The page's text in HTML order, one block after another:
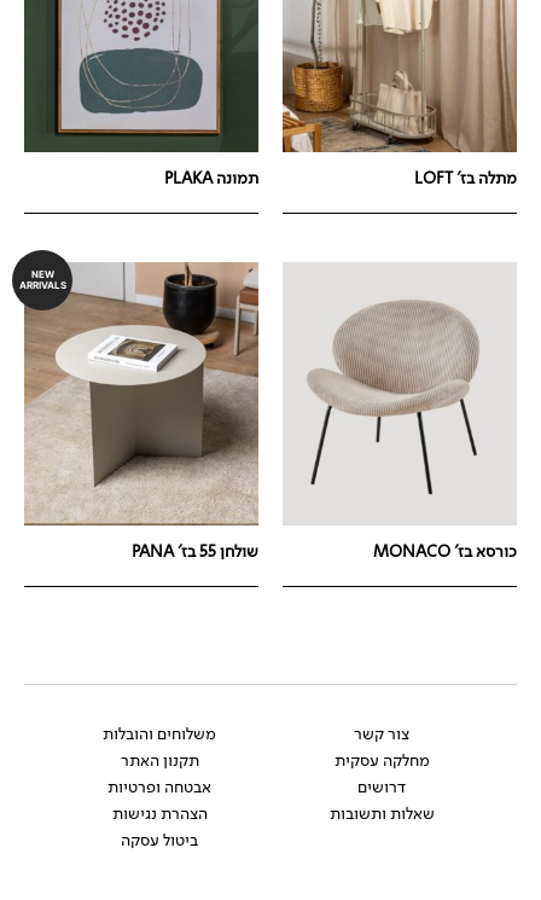
מתלה בז' LOFT תמונה PLAKA
כורסא בז' MONACO
NEW
ARRIVALS
שולחן 55 בז' PANA
צור קשר
מחלקה עסקית
דרושים
שאלות ותשובות
משלוחים והובלות
תקנון האתר
אבטחה ופרטיות
הצהרת נגישות
ביטול עסקה